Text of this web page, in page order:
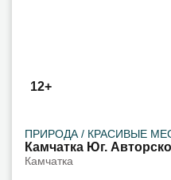
12+
ПРИРОДА / КРАСИВЫЕ
Камчатка Юг.
Камчатка